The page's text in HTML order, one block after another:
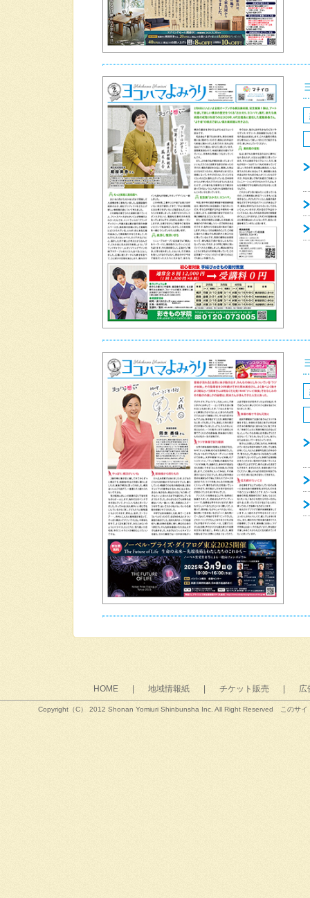
HOME | 地域情報紙 | チケット販売 | 広
Copyright（C） 2012 Shonan Yomiuri Shinbunsha Inc. All Right Reserved このサイ